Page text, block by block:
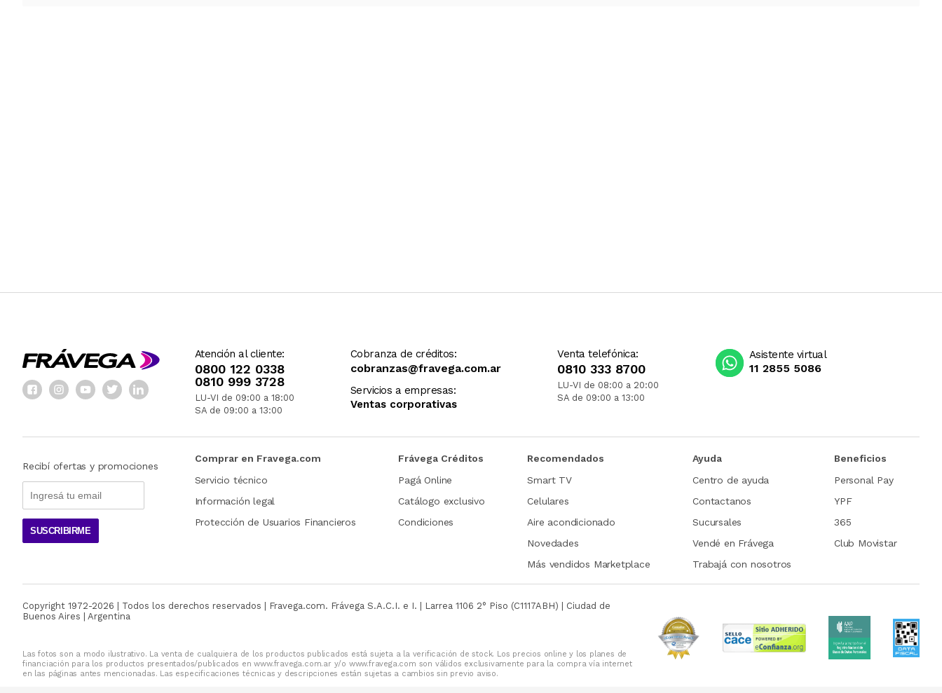
Atención al cliente:
0800 122 0338
0810 999 3728
LU-VI de 09:00 a 18:00
SA de 09:00 a 13:00
Cobranza de créditos:
cobranzas@fravega.com.ar
Servicios a empresas:
Ventas corporativas
Venta telefónica:
0810 333 8700
LU-VI de 08:00 a 20:00
SA de 09:00 a 13:00
Asistente virtual
11 2855 5086
Recibí ofertas y promociones
SUSCRIBIRME
Comprar en Fravega.com
Servicio técnico
Información legal
Protección de Usuarios Financieros
Frávega Créditos
Pagá Online
Catálogo exclusivo
Condiciones
Recomendados
Smart TV
Celulares
Aire acondicionado
Novedades
Más vendidos Marketplace
Ayuda
Centro de ayuda
Contactanos
Sucursales
Vendé en Frávega
Trabajá con nosotros
Beneficios
Personal Pay
YPF
365
Club Movistar
Copyright 1972-2026 | Todos los derechos reservados | Fravega.com. Frávega S.A.C.I. e I. | Larrea 1106 2° Piso (C1117ABH) | Ciudad de
Buenos Aires | Argentina
Las fotos son a modo ilustrativo. La venta de cualquiera de los productos publicados está sujeta a la verificación de stock. Los precios online y los planes de
financiación para los productos presentados/publicados en www.fravega.com.ar y/o www.fravega.com son válidos exclusivamente para la compra vía internet
en las páginas antes mencionadas. Las especificaciones técnicas y descripciones están sujetas a cambios sin previo aviso.